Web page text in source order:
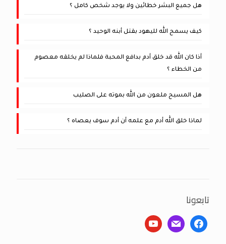
هل جميع البشر خطائين ولا يوجد شخص كامل ؟
كيف يسمح الله لليهود بقتل أبنه الوحيد ؟
أذا كان الله قد خلق أدم بدافع المحبة فلماذا لم يخلقه معصوم
من الخطاء ؟
هل المسيح ملعون من الله بموته على الصليب
لماذا خلق الله أدم مع علمه أن أدم سوف يعصاه ؟
تابعونا
facebook
mail
youtube